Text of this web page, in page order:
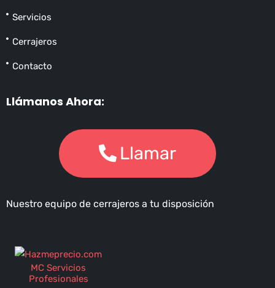
Servicios
Cerrajeros
Contacto
Llámanos Ahora:
Llamar
Nuestro equipo de cerrajeros a tu disposición
MC Servicios
Profesionales